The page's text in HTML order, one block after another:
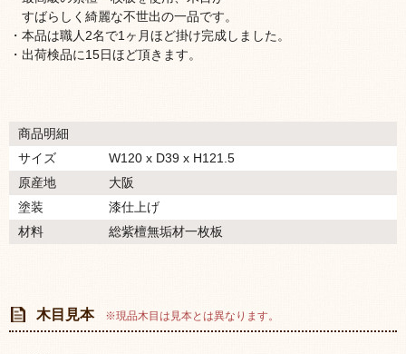
すばらしく綺麗な不世出の一品です。
・本品は職人2名で1ヶ月ほど掛け完成しました。
・出荷検品に15日ほど頂きます。
商品明細
サイズ
W120 x D39 x H121.5
原産地
大阪
塗装
漆仕上げ
材料
総紫檀無垢材一枚板
木目見本 ※現品木目は見本とは異なります。